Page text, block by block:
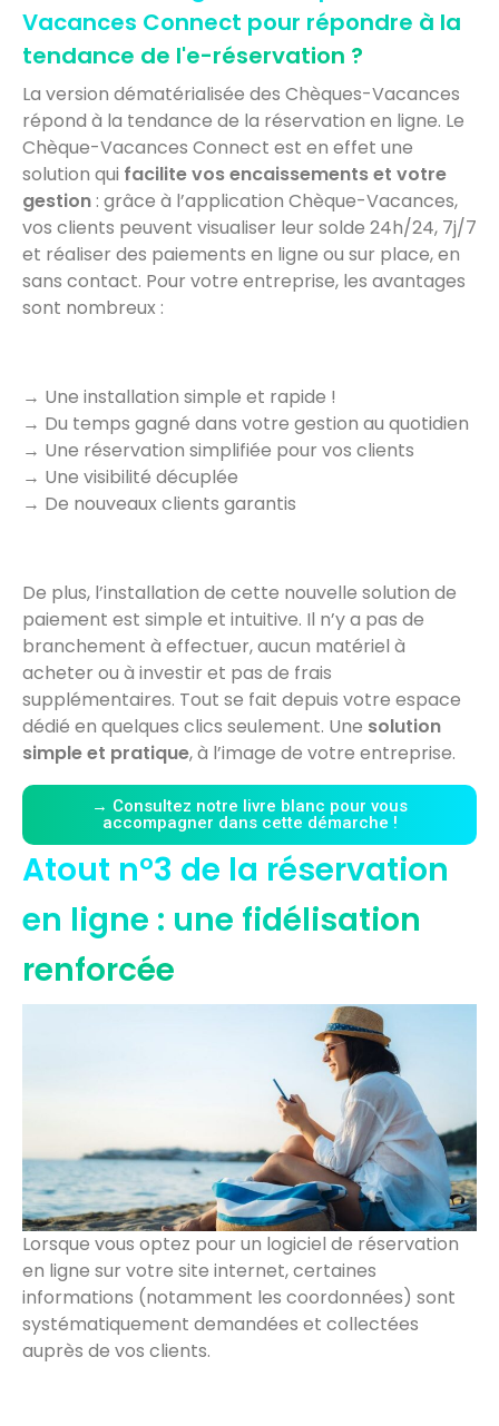
Vacances Connect pour répondre à la
tendance de l'e-réservation ?
La version dématérialisée des Chèques-Vacances
répond à la tendance de la réservation en ligne. Le
Chèque-Vacances Connect est en effet une
solution qui facilite vos encaissements et votre
gestion : grâce à l’application Chèque-Vacances,
vos clients peuvent visualiser leur solde 24h/24, 7j/7
et réaliser des paiements en ligne ou sur place, en
sans contact. Pour votre entreprise, les avantages
sont nombreux :
→ Une installation simple et rapide !
→ Du temps gagné dans votre gestion au quotidien
→ Une réservation simplifiée pour vos clients
→ Une visibilité décuplée
→ De nouveaux clients garantis
De plus, l’installation de cette nouvelle solution de
paiement est simple et intuitive. Il n’y a pas de
branchement à effectuer, aucun matériel à
acheter ou à investir et pas de frais
supplémentaires. Tout se fait depuis votre espace
dédié en quelques clics seulement. Une solution
simple et pratique, à l’image de votre entreprise.
→ Consultez notre livre blanc pour vous
accompagner dans cette démarche !
Atout n°3 de la réservation
en ligne : une fidélisation
renforcée
Lorsque vous optez pour un logiciel de réservation
en ligne sur votre site internet, certaines
informations (notamment les coordonnées) sont
systématiquement demandées et collectées
auprès de vos clients.